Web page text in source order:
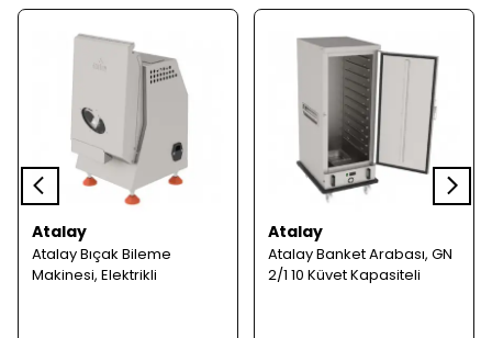
Atalay
Atalay Bıçak Bileme
Makinesi, Elektrikli
Atalay
Atalay Banket Arabası, GN
2/1 10 Küvet Kapasiteli